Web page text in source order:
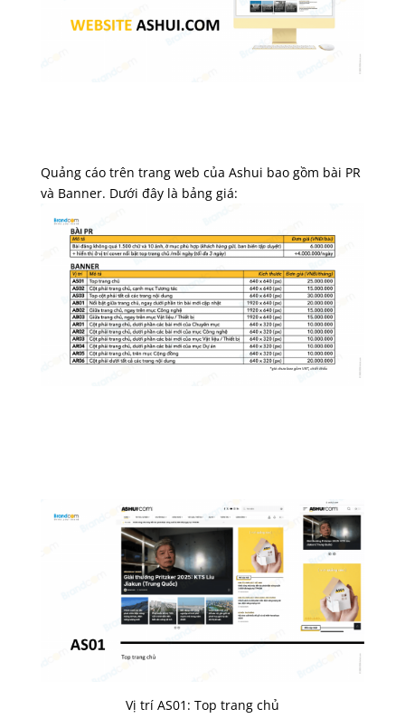
Quảng cáo trên trang web của Ashui bao gồm bài PR
và Banner. Dưới đây là bảng giá:
Vị trí AS01: Top trang chủ